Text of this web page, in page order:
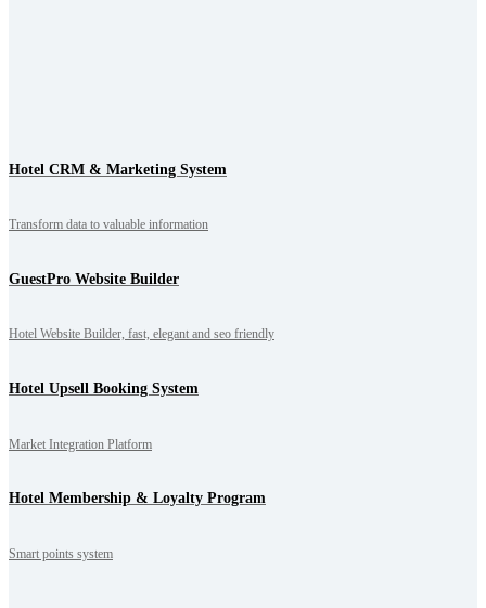
Hotel CRM & Marketing System
Transform data to valuable information
GuestPro Website Builder
Hotel Website Builder, fast, elegant and seo friendly
Hotel Upsell Booking System
Market Integration Platform
Hotel Membership & Loyalty Program
Smart points system